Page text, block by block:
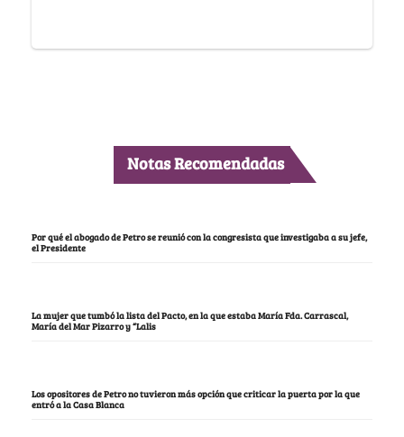
Notas Recomendadas
Por qué el abogado de Petro se reunió con la congresista que investigaba a su jefe,
el Presidente
La mujer que tumbó la lista del Pacto, en la que estaba María Fda. Carrascal,
María del Mar Pizarro y “Lalis
Los opositores de Petro no tuvieron más opción que criticar la puerta por la que
entró a la Casa Blanca